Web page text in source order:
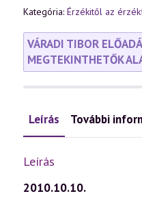
Kategória: Érzékitől az
VÁRADI TIBOR
MEGTEKINTHETŐK
Leírás További
Leírás
2010.10.10.